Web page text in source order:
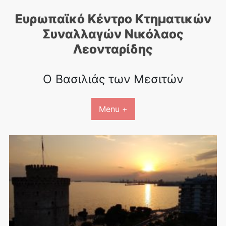
Ευρωπαϊκό Κέντρο Κτηματικών
Συναλλαγών Nικόλαος
Λεονταρίδης
Ο Βασιλιάς των Μεσιτών
Menu +